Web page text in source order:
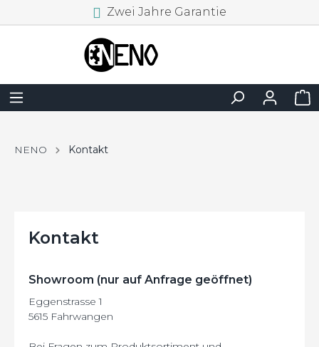
Zwei Jahre Garantie
NENO Kontakt
Kontakt
Showroom (nur auf Anfrage geöffnet)
Eggenstrasse 1
5615 Fahrwangen